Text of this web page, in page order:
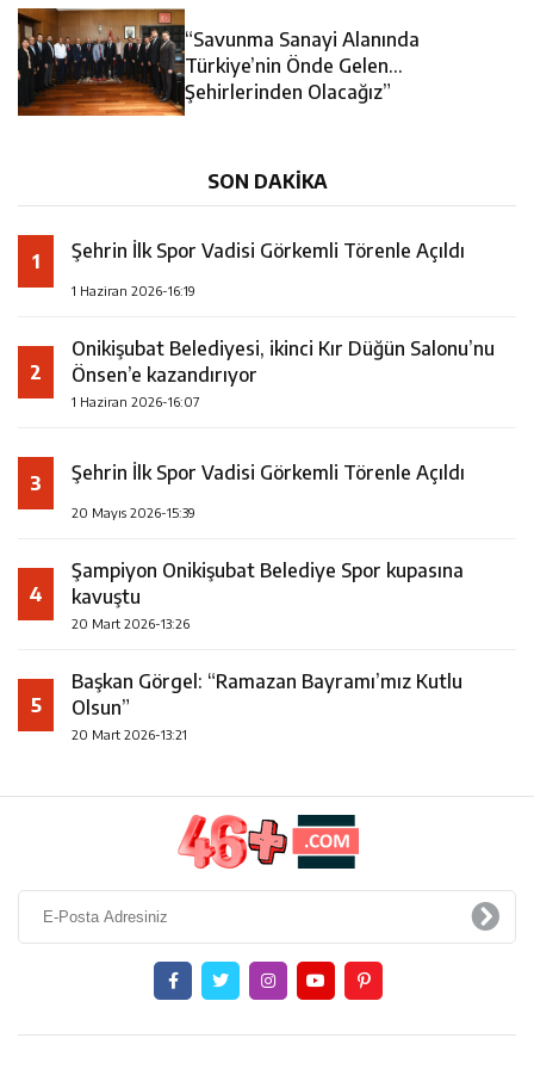
13:28 Yedi Güzel Adam Kütüphanesi ve Deneyim Müzesi
16:19 Şehrin İlk Spor Vadisi Görkemli Törenle Açıldı
“Savunma Sanayi Alanında
Türkiye’nin Önde Gelen
Şehirlerinden Olacağız”
SON DAKİKA
1 Şehrin İlk Spor Vadisi Görkemli Törenle Açıldı
1 Haziran 2026-16:19
2
Onikişubat Belediyesi, ikinci Kır Düğün Salonu’nu
Önsen’e kazandırıyor
1 Haziran 2026-16:07
3 Şehrin İlk Spor Vadisi Görkemli Törenle Açıldı
20 Mayıs 2026-15:39
4
Şampiyon Onikişubat Belediye Spor kupasına
kavuştu
20 Mart 2026-13:26
5
Başkan Görgel: “Ramazan Bayramı’mız Kutlu
Olsun”
20 Mart 2026-13:21